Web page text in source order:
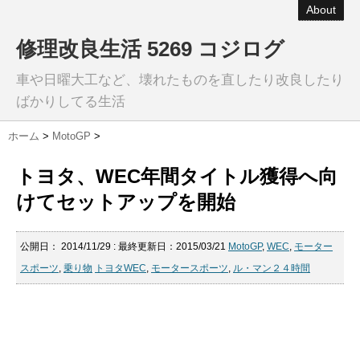
About
修理改良生活 5269 コジログ
車や日曜大工など、壊れたものを直したり改良したり
ばかりしてる生活
ホーム > MotoGP >
トヨタ、WEC年間タイトル獲得へ向
けてセットアップを開始
公開日： 2014/11/29 : 最終更新日：2015/03/21 MotoGP, WEC, モーター
スポーツ, 乗り物 トヨタWEC, モータースポーツ, ル・マン２４時間